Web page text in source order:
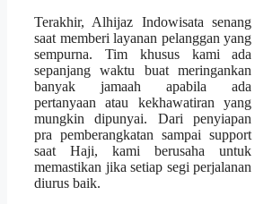
Terakhir, Alhijaz Indowisata senang
saat memberi layanan pelanggan yang
sempurna. Tim khusus kami ada
sepanjang waktu buat meringankan
banyak jamaah apabila ada
pertanyaan atau kekhawatiran yang
mungkin dipunyai. Dari penyiapan
pra pemberangkatan sampai support
saat Haji, kami berusaha untuk
memastikan jika setiap segi perjalanan
diurus baik.